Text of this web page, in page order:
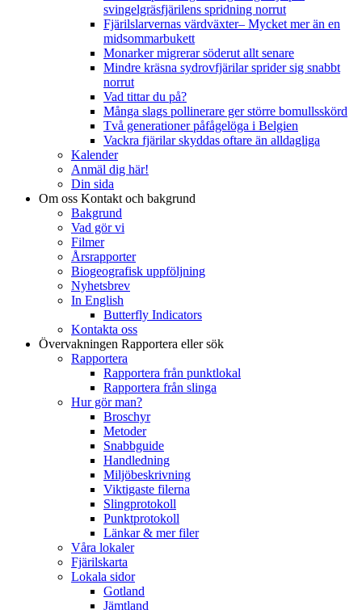
svingelgräsfjärilens spridning norrut
Fjärilslarvernas värdväxter– Mycket mer än en
midsommarbukett
Monarker migrerar söderut allt senare
Mindre kräsna sydrovfjärilar sprider sig snabbt
norrut
Vad tittar du på?
Många slags pollinerare ger större bomullsskörd
Två generationer påfågelöga i Belgien
Vackra fjärilar skyddas oftare än alldagliga
Kalender
Anmäl dig här!
Din sida
Om oss Kontakt och bakgrund
Bakgrund
Vad gör vi
Filmer
Årsrapporter
Biogeografisk uppföljning
Nyhetsbrev
In English
Butterfly Indicators
Kontakta oss
Övervakningen Rapportera eller sök
Rapportera
Rapportera från punktlokal
Rapportera från slinga
Hur gör man?
Broschyr
Metoder
Snabbguide
Handledning
Miljöbeskrivning
Viktigaste filerna
Slingprotokoll
Punktprotokoll
Länkar & mer filer
Våra lokaler
Fjärilskarta
Lokala sidor
Gotland
Jämtland